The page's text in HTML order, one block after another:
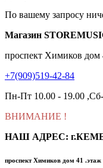
По вашему запросу
Магазин
проспект Химиков
+7(909)519-42-84
Пн-Пт 10.00 - 19.00
ВНИМАНИЕ !
НАШ АДРЕС:
проспект Химиков дом 41